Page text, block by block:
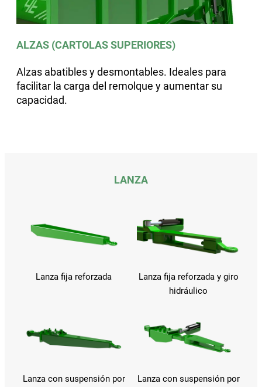
ALZAS (CARTOLAS SUPERIORES)
Alzas abatibles y desmontables. Ideales para
facilitar la carga del remolque y aumentar su
capacidad.
LANZA
Lanza fija reforzada
Lanza fija reforzada y giro
hidráulico
Lanza con suspensión por
Lanza con suspensión por